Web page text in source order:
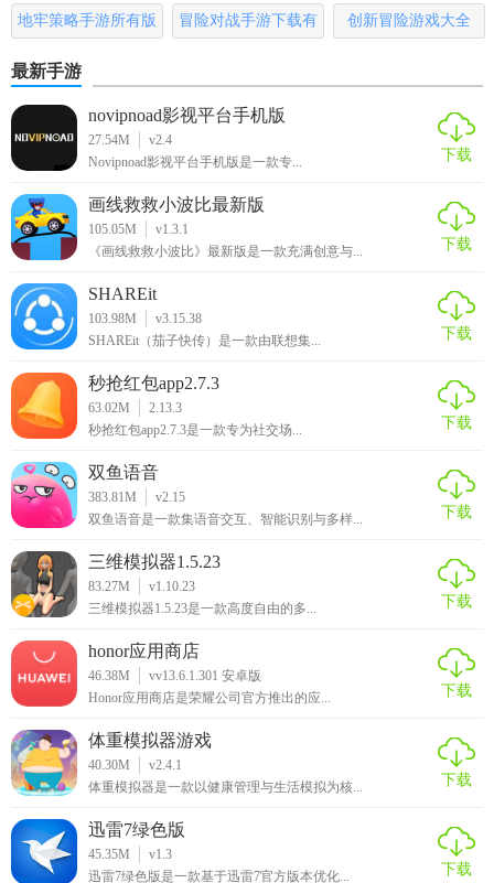
哪些
地牢策略手游所有版
冒险对战手游下载有
创新冒险游戏大全
最新手游
novipnoad影视平台手机版
27.54M
v2.4
Novipnoad影视平台手机版是一款专...
下载
画线救救小波比最新版
105.05M
v1.3.1
《画线救救小波比》最新版是一款充满创意与...
下载
SHAREit
103.98M
v3.15.38
SHAREit（茄子快传）是一款由联想集...
下载
秒抢红包app2.7.3
63.02M
2.13.3
秒抢红包app2.7.3是一款专为社交场...
下载
双鱼语音
383.81M
v2.15
双鱼语音是一款集语音交互、智能识别与多样...
下载
三维模拟器1.5.23
83.27M
v1.10.23
三维模拟器1.5.23是一款高度自由的多...
下载
honor应用商店
46.38M
vv13.6.1.301 安卓版
Honor应用商店是荣耀公司官方推出的应...
下载
体重模拟器游戏
40.30M
v2.4.1
体重模拟器是一款以健康管理与生活模拟为核...
下载
迅雷7绿色版
45.35M
v1.3
迅雷7绿色版是一款基于迅雷7官方版本优化...
下载